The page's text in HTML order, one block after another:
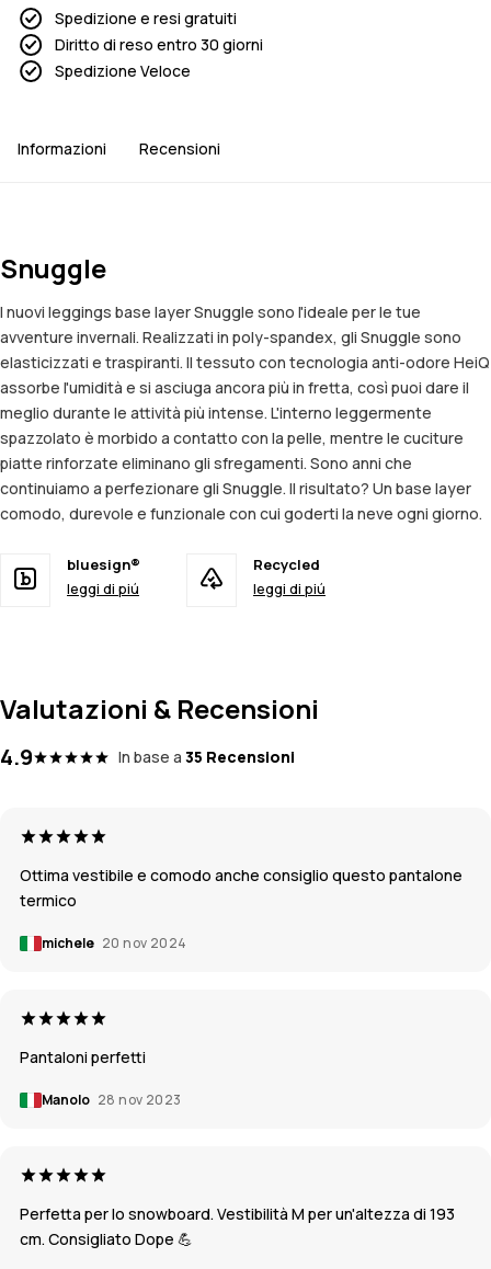
Spedizione e resi gratuiti
Diritto di reso entro 30 giorni
Spedizione Veloce
Informazioni Recensioni
Snuggle
I nuovi leggings base layer Snuggle sono l'ideale per le tue
avventure invernali. Realizzati in poly-spandex, gli Snuggle sono
elasticizzati e traspiranti. Il tessuto con tecnologia anti-odore HeiQ
assorbe l'umidità e si asciuga ancora più in fretta, così puoi dare il
meglio durante le attività più intense. L'interno leggermente
spazzolato è morbido a contatto con la pelle, mentre le cuciture
piatte rinforzate eliminano gli sfregamenti. Sono anni che
continuiamo a perfezionare gli Snuggle. Il risultato? Un base layer
comodo, durevole e funzionale con cui goderti la neve ogni giorno.
bluesign®
leggi di piú
Recycled
leggi di piú
Valutazioni & Recensioni
4.9 In base a 35 Recensioni
Ottima vestibile e comodo anche consiglio questo pantalone
termico
michele 20 nov 2024
Pantaloni perfetti
Manolo 28 nov 2023
Perfetta per lo snowboard. Vestibilità M per un'altezza di 193
cm. Consigliato Dope 💪